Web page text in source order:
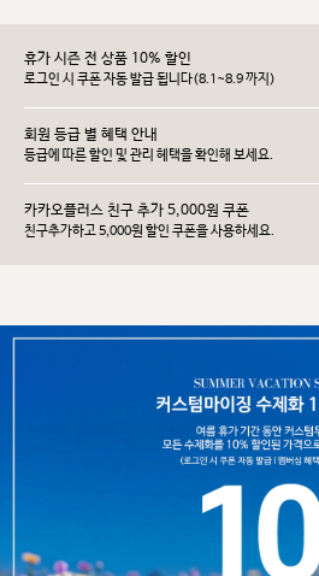
휴가 시즌 전 상품 10% 할인
로그인 시 쿠폰 자동 발급 됩니다(8.1~8.9 까지)
회원 등급 별 혜택 안내
등급에 따른 할인 및 관리 헤택을 확인해 보세요.
카카오플러스 친구 추가 5,000원 쿠폰
친구추가하고 5,000원 할인 쿠폰을 사용하세요.